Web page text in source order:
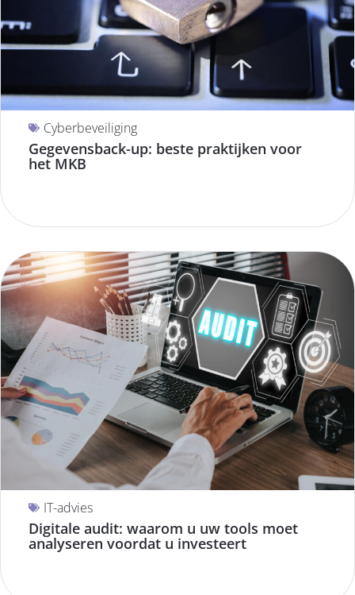
Cyberbeveiliging
Gegevensback-up: beste praktijken voor
het MKB
IT-advies
Digitale audit: waarom u uw tools moet
analyseren voordat u investeert